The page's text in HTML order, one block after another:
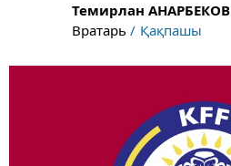
Темирлан АНАРБЕКОВ
Вратарь
Қақпашы